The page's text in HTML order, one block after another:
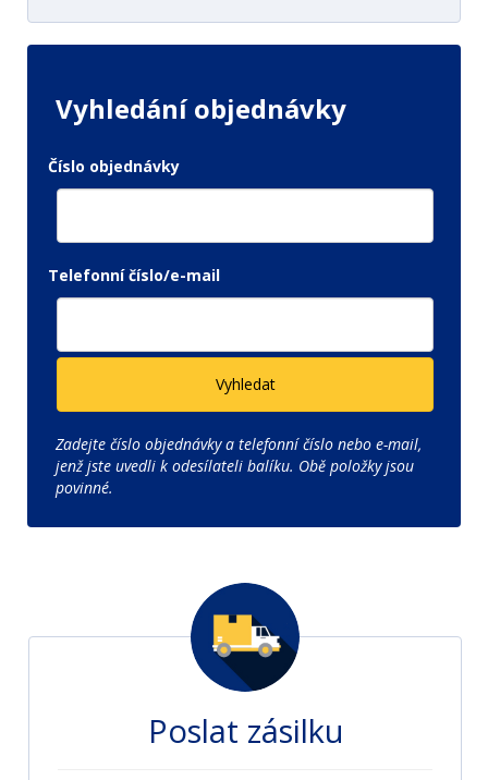
Vyhledání objednávky
Číslo objednávky
Telefonní číslo/e-mail
Zadejte číslo objednávky a telefonní číslo nebo e-mail,
jenž jste uvedli k odesílateli balíku. Obě položky jsou
povinné.
Poslat zásilku